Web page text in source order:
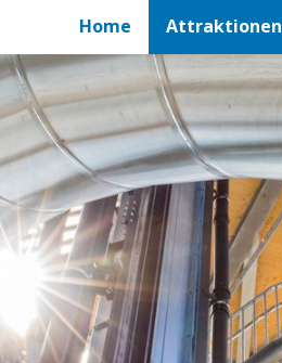
Home Attraktionen